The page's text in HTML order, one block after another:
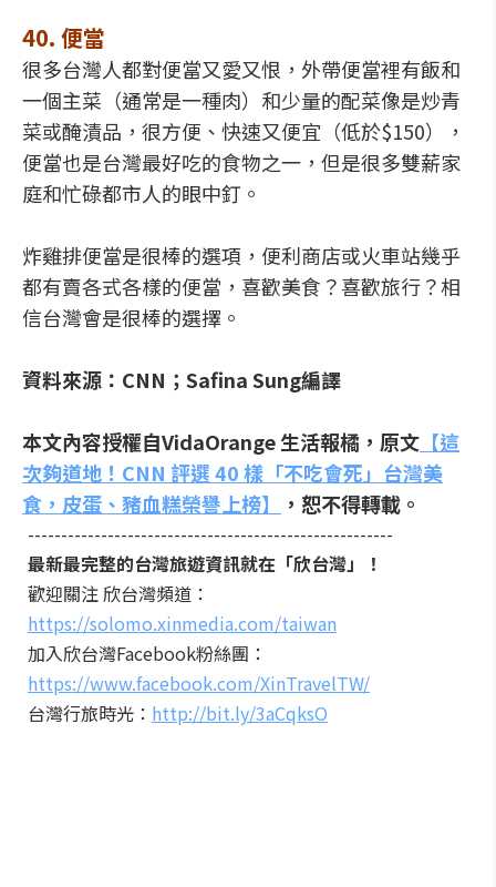
40. 便當
很多台灣人都對便當又愛又恨，外帶便當裡有飯和
一個主菜（通常是一種肉）和少量的配菜像是炒青
菜或醃漬品，很方便、快速又便宜（低於$150），
便當也是台灣最好吃的食物之一，但是很多雙薪家
庭和忙碌都市人的眼中釘。
炸雞排便當是很棒的選項，便利商店或火車站幾乎
都有賣各式各樣的便當，喜歡美食？喜歡旅行？相
信台灣會是很棒的選擇。
資料來源：CNN；Safina Sung編譯
本文內容授權自VidaOrange 生活報橘，原文 【這
次夠道地！CNN 評選 40 樣「不吃會死」台灣美
食，皮蛋、豬血糕榮譽上榜】
，恕不得轉載。
-------------------------------------------------------
最新最完整的台灣旅遊資訊就在「欣台灣」！
歡迎關注 欣台灣頻道：
https://solomo.xinmedia.com/taiwan
加入欣台灣Facebook粉絲團：
https://www.facebook.com/XinTravelTW/
台灣行旅時光： http://bit.ly/3aCqksO